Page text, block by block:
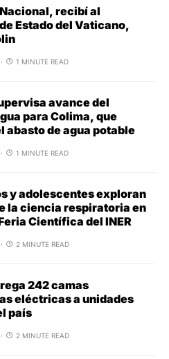
recibí al
Estado del Vaticano,
1 MINUTE READ
avance del
para Colima, que
abasto de agua potable
1 MINUTE READ
y adolescentes exploran
la ciencia respiratoria en
Científica del INER
2 MINUTE READ
242 camas
eléctricas a unidades
país
2 MINUTE READ